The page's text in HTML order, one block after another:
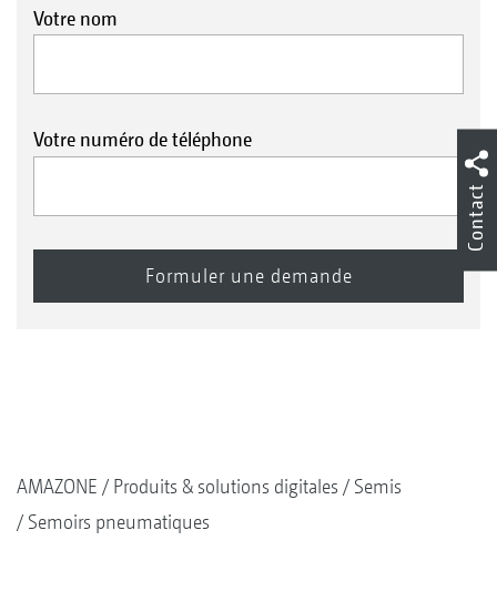
Votre nom
Votre numéro de téléphone
AMAZONE Produits & solutions digitales
Semis
Semoirs pneumatiques
Contact